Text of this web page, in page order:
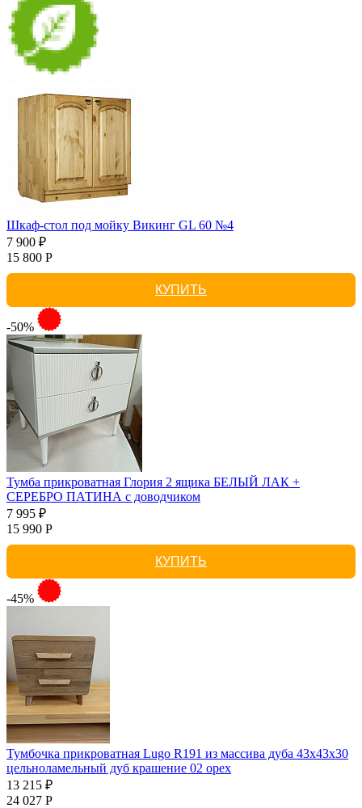
Шкаф-стол под мойку Викинг GL 60 №4
7 900 ₽
15 800 Р
КУПИТЬ
-50%
Тумба прикроватная Глория 2 ящика БЕЛЫЙ ЛАК +
СЕРЕБРО ПАТИНА с доводчиком
7 995 ₽
15 990 Р
КУПИТЬ
-45%
Тумбочка прикроватная Lugo R191 из массива дуба 43х43х30
цельноламельный дуб крашение 02 орех
13 215 ₽
24 027 Р